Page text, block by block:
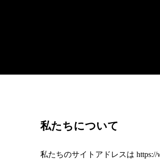
私たちについて
私たちのサイトアドレスは https://